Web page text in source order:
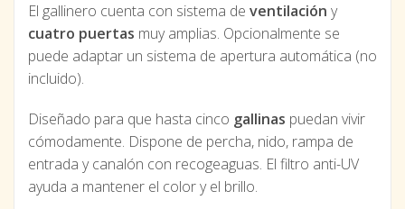
El gallinero cuenta con sistema de ventilación y
cuatro puertas muy amplias. Opcionalmente se
puede adaptar un sistema de apertura automática (no
incluido).
Diseñado para que hasta cinco gallinas puedan vivir
cómodamente. Dispone de percha, nido, rampa de
entrada y canalón con recogeaguas. El filtro anti-UV
ayuda a mantener el color y el brillo.